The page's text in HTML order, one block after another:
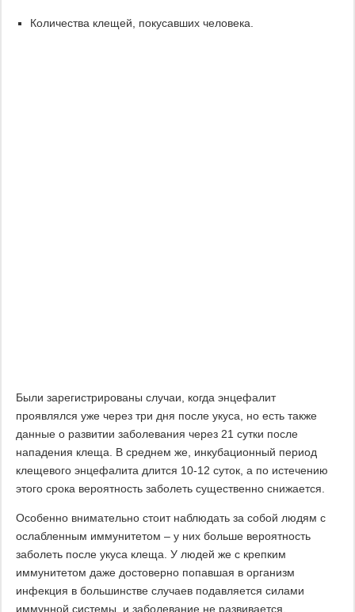
Количества клещей, покусавших человека.
Были зарегистрированы случаи, когда энцефалит
проявлялся уже через три дня после укуса, но есть также
данные о развитии заболевания через 21 сутки после
нападения клеща. В среднем же, инкубационный период
клещевого энцефалита длится 10-12 суток, а по истечению
этого срока вероятность заболеть существенно снижается.
Особенно внимательно стоит наблюдать за собой людям с
ослабленным иммунитетом – у них больше вероятность
заболеть после укуса клеща. У людей же с крепким
иммунитетом даже достоверно попавшая в организм
инфекция в большинстве случаев подавляется силами
иммунной системы, и заболевание не развивается.